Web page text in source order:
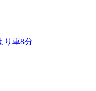
り車8分